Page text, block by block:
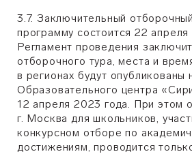
3.7. Заключительный
программу состоится 22 апреля
Регламент проведения
отборочного тура, места и
в регионах будут опубликованы
Образовательного центра
12 апреля 2023 года. При этом
г. Москва для школьников,
конкурсном отборе по
достижениям, проводится